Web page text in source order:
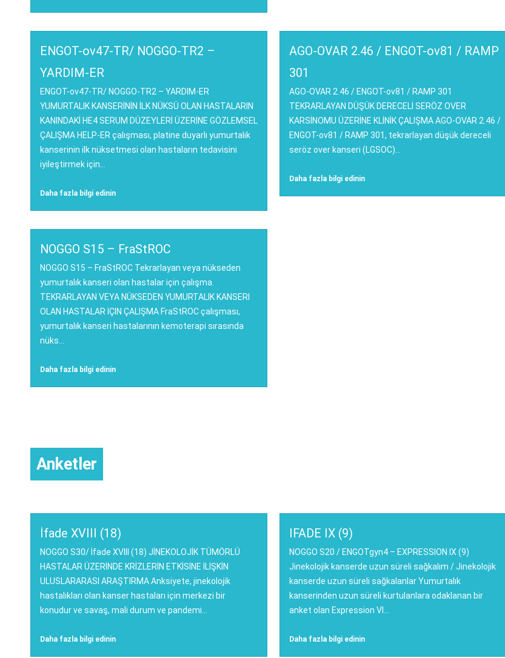
ENGOT-ov47-TR/ NOGGO-TR2 –
YARDIM-ER
ENGOT-ov47-TR/ NOGGO-TR2 – YARDIM-ER
YUMURTALIK KANSERİNİN İLK NÜKSÜ OLAN HASTALARIN
KANINDAKİ HE4 SERUM DÜZEYLERİ ÜZERİNE GÖZLEMSEL
ÇALIŞMA HELP-ER çalışması, platine duyarlı yumurtalık
kanserinin ilk nüksetmesi olan hastaların tedavisini
iyileştirmek için...
Daha fazla bilgi edinin
AGO-OVAR 2.46 / ENGOT-ov81 / RAMP
301
AGO-OVAR 2.46 / ENGOT-ov81 / RAMP 301
TEKRARLAYAN DÜŞÜK DERECELİ SERÖZ OVER
KARSİNOMU ÜZERİNE KLİNİK ÇALIŞMA AGO-OVAR 2.46 /
ENGOT-ov81 / RAMP 301, tekrarlayan düşük dereceli
seröz over kanseri (LGSOC)...
Daha fazla bilgi edinin
NOGGO S15 – FraStROC
NOGGO S15 – FraStROC Tekrarlayan veya nükseden
yumurtalık kanseri olan hastalar için çalışma.
TEKRARLAYAN VEYA NÜKSEDEN YUMURTALIK KANSERI
OLAN HASTALAR IÇIN ÇALIŞMA FraStROC çalışması,
yumurtalık kanseri hastalarının kemoterapi sırasında
nüks...
Daha fazla bilgi edinin
Anketler
İfade XVIII (18)
NOGGO S30/ İfade XVIII (18) JİNEKOLOJİK TÜMÖRLÜ
HASTALAR ÜZERİNDE KRİZLERİN ETKİSİNE İLİŞKİN
ULUSLARARASI ARAŞTIRMA Anksiyete, jinekolojik
hastalıkları olan kanser hastaları için merkezi bir
konudur ve savaş, mali durum ve pandemi...
Daha fazla bilgi edinin
IFADE IX (9)
NOGGO S20 / ENGOTgyn4 – EXPRESSION IX (9)
Jinekolojik kanserde uzun süreli sağkalım / Jinekolojik
kanserde uzun süreli sağkalanlar Yumurtalık
kanserinden uzun süreli kurtulanlara odaklanan bir
anket olan Expression VI...
Daha fazla bilgi edinin